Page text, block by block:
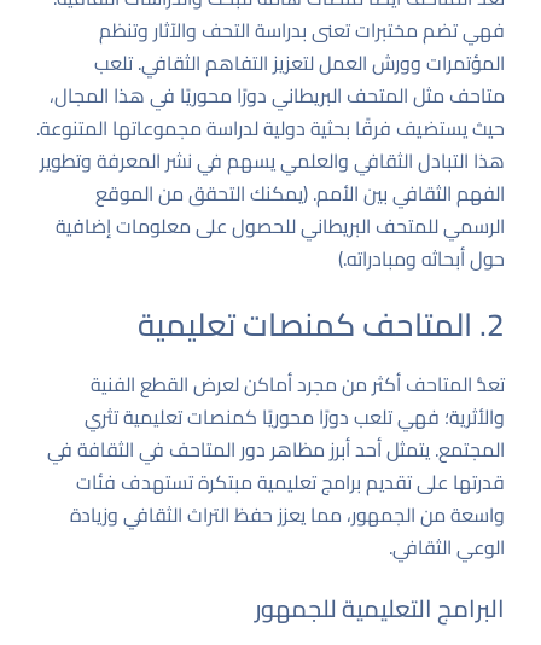
فهي تضم مختبرات تعنى بدراسة التحف والآثار وتنظم
المؤتمرات وورش العمل لتعزيز التفاهم الثقافي. تلعب
متاحف مثل المتحف البريطاني دورًا محوريًا في هذا المجال،
حيث يستضيف فرقًا بحثية دولية لدراسة مجموعاتها المتنوعة.
هذا التبادل الثقافي والعلمي يسهم في نشر المعرفة وتطوير
الفهم الثقافي بين الأمم. (يمكنك التحقق منالموقع
الرسمي للمتحف البريطانيللحصول على معلومات إضافية
حول أبحاثه ومبادراته.)
2. المتاحف كمنصات تعليمية
تعدُّ المتاحف أكثر من مجرد أماكن لعرض القطع الفنية
والأثرية؛ فهي تلعب دورًا محوريًا كمنصات تعليمية تثري
المجتمع. يتمثل أحد أبرز مظاهر دور المتاحف في الثقافة في
قدرتها على تقديم برامج تعليمية مبتكرة تستهدف فئات
واسعة من الجمهور، مما يعزز حفظ التراث الثقافي وزيادة
الوعي الثقافي.
البرامج التعليمية للجمهور